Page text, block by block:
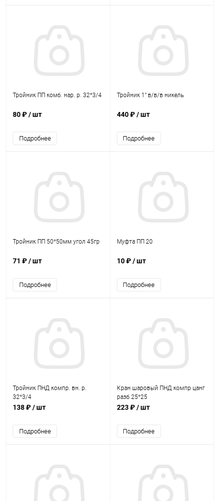
Тройник ПП комб. нар. р. 32*3/4
80 ₽/ шт
Подробнее
Тройник 1" в/в/в никель
440 ₽/ шт
Подробнее
Тройник ПП 50*50мм угол 45гр
71 ₽/ шт
Подробнее
Муфта ПП 20
10 ₽/ шт
Подробнее
Тройник ПНД компр. вн. р.
32*3/4
138 ₽/ шт
Подробнее
Кран шаровый ПНД компр цанг
разб 25*25
223 ₽/ шт
Подробнее